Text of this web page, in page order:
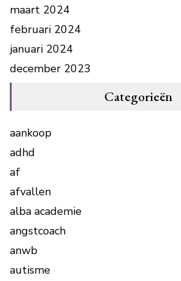
maart 2024
februari 2024
januari 2024
december 2023
Categorieën
aankoop
adhd
af
afvallen
alba academie
angstcoach
anwb
autisme